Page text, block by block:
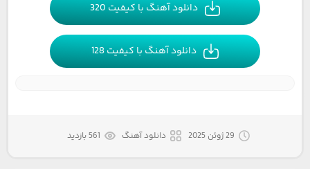
دانلود آهنگ با کیفیت 320
دانلود آهنگ با کیفیت 128
29 ژوئن 2025 دانلود آهنگ 561 بازدید